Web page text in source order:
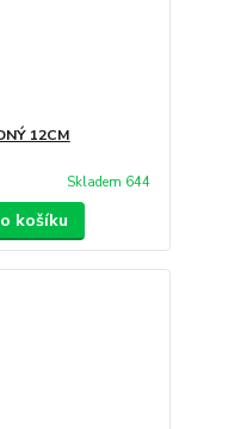
12CM
Skladem 644
košíku